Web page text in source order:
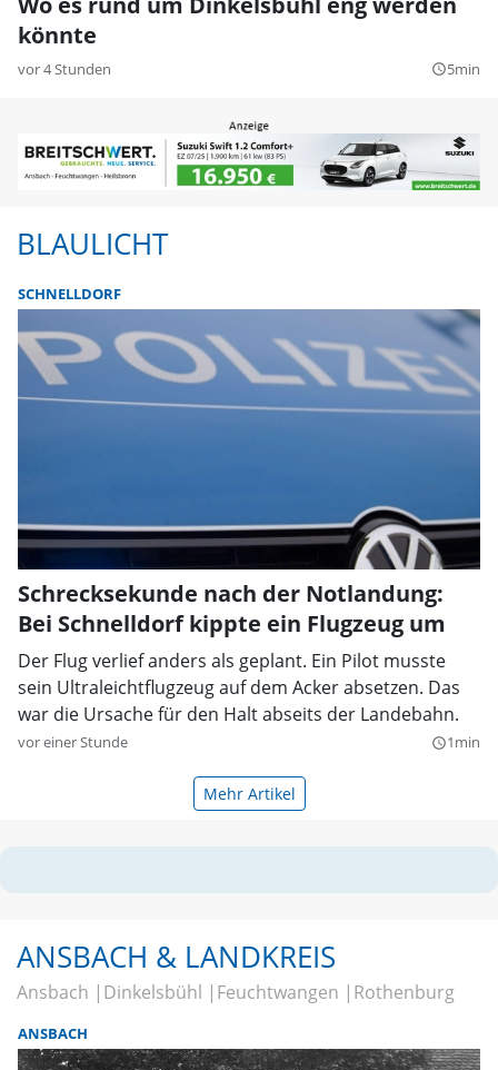
könnte
vor 4 Stunden query_builder5min
BLAULICHT
SCHNELLDORF
Schrecksekunde nach der Notlandung:
Bei Schnelldorf kippte ein Flugzeug um
Der Flug verlief anders als geplant. Ein Pilot musste
sein Ultraleichtflugzeug auf dem Acker absetzen. Das
war die Ursache für den Halt abseits der Landebahn.
vor einer Stunde query_builder1min
Mehr Artikel
ANSBACH & LANDKREIS
Ansbach Dinkelsbühl Feuchtwangen Rothenburg
ANSBACH